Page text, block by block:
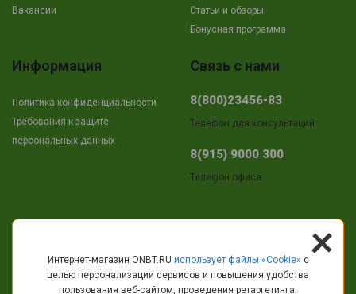
Вакансии
Cтатьи и обзоры
Бонусная программа
Информация
Политика конфиденциальности
Требования к защите
персональных данных
Связь с нами
8(800)23456-83
Телефон для консультаций
8(915) 9000 300
Телефон офиса
г.Кострома
пр-т Текстильщиков, 11
+
Интернет-магазин ONBT.RU использует файлы «Сookie» с
целью персонализации сервисов и повышения удобства
пользования веб-сайтом, проведения ретаргетинга,